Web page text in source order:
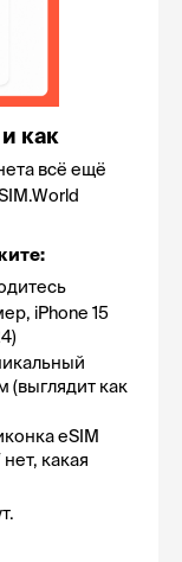
как
всё ещё
iPhone 15
(выглядит как
eSIM
какая